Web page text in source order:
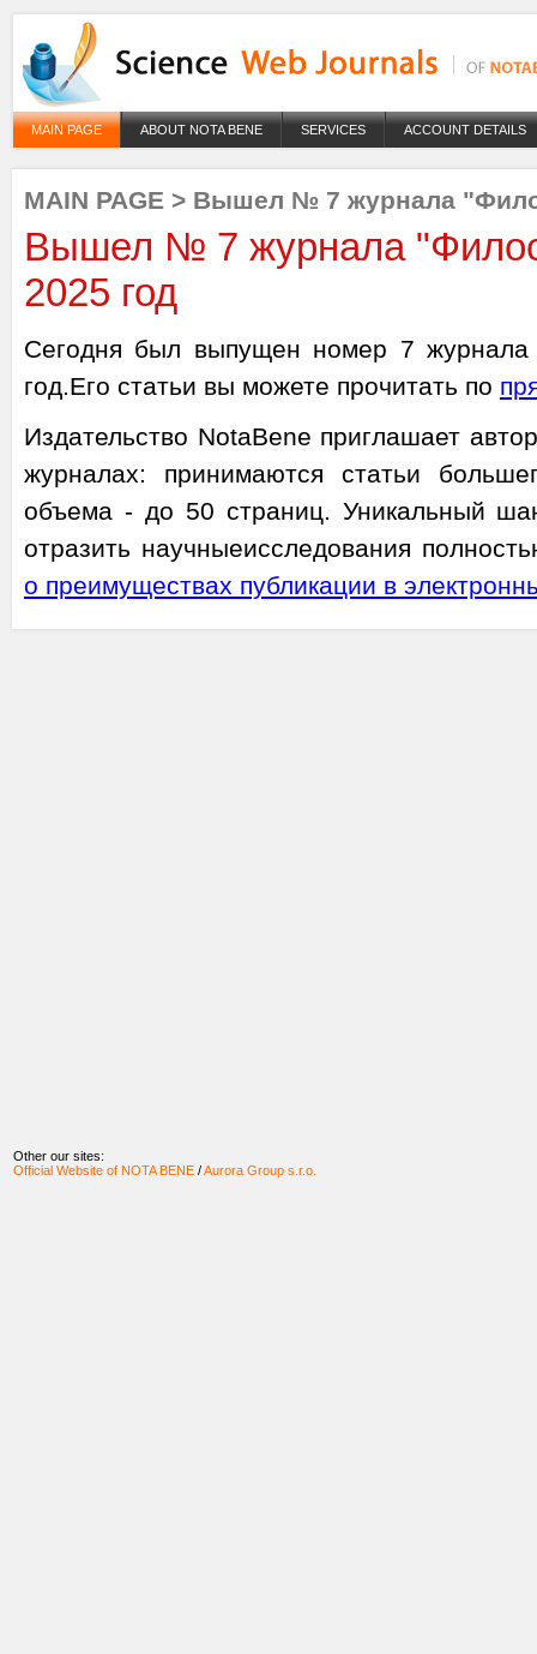
MAIN PAGE ABOUT NOTA BENE SERVICES ACCOUNT DETAILS
MAIN PAGE > Вышел № 7 журнала
Вышел № 7 журнала
2025 год
Сегодня был выпущен номер 7
год.Его статьи вы можете прочитать по
Издательство NotaBene приглашает
журналах: принимаются статьи
объема - до 50 страниц. Уникальный
отразить научныеисследования
о преимуществах публикации в
Other our sites:
Official Website of NOTA BENE /Aurora Group s.r.o.